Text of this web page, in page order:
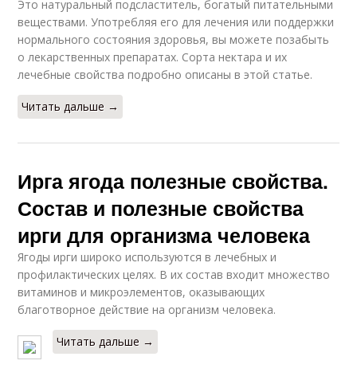
Это натуральный подсластитель, богатый питательными
веществами. Употребляя его для лечения или поддержки
нормального состояния здоровья, вы можете позабыть
о лекарственных препаратах. Сорта нектара и их
лечебные свойства подробно описаны в этой статье.
Читать дальше →
Ирга ягода полезные свойства.
Состав и полезные свойства
ирги для организма человека
Ягоды ирги широко используются в лечебных и
профилактических целях. В их состав входит множество
витаминов и микроэлементов, оказывающих
благотворное действие на организм человека.
Читать дальше →